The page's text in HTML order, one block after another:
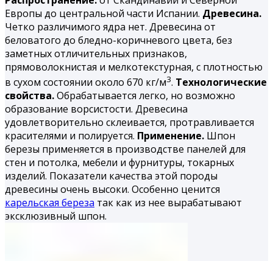
Европы до центральной части Испании. Древесина.
Четко различимого ядра нет. Древесина от
беловатого до бледно-коричневого цвета, без
заметных отличительных признаков,
прямоволокнистая и мелкотекстурная, с плотностью
в сухом состоянии около 670 кг/м3. Технологические
свойства.Обрабатывается легко, но возможно
образование ворсистости. Древесина
удовлетворительно склеивается, протравливается
красителями и полируется. Применение. Шпон
березы применяется в производстве панелей для
стен и потолка, мебели и фурнитуры, токарных
изделий. Показатели качества этой породы
древесины очень высоки. Особенно ценится
карельская береза так как из нее вырабатывают
эксклюзивный шпон.